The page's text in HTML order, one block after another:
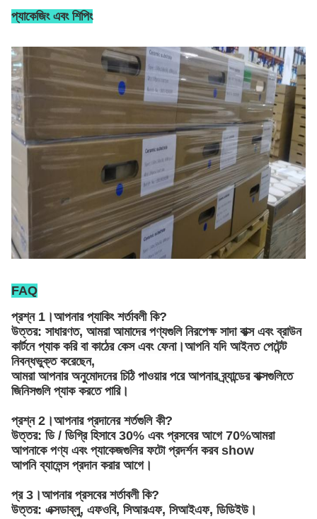
প্যাকেজিং এবং শিপিং
FAQ
প্রশ্ন 1।আপনার প্যাকিং শর্তাবলী কি?
উত্তর: সাধারণত, আমরা আমাদের পণ্যগুলি নিরপেক্ষ সাদা বাক্স এবং ব্রাউন
কার্টনে প্যাক করি বা কাঠের কেস এবং ফেনা।আপনি যদি আইনত পেটেন্ট
নিবন্ধভুক্ত করেছেন,
আমরা আপনার অনুমোদনের চিঠি পাওয়ার পরে আপনার ব্র্যান্ডের বাক্সগুলিতে
জিনিসগুলি প্যাক করতে পারি।
প্রশ্ন 2।আপনার প্রদানের শর্তগুলি কী?
উত্তর: ডি / ডিগ্রি হিসাবে 30% এবং প্রসবের আগে 70%আমরা
আপনাকে পণ্য এবং প্যাকেজগুলির ফটো প্রদর্শন করব show
আপনি ব্যালেন্স প্রদান করার আগে।
প্র 3।আপনার প্রসবের শর্তাবলী কি?
উত্তর: এক্সডাব্লু, এফওবি, সিআরএফ, সিআইএফ, ডিডিইউ।